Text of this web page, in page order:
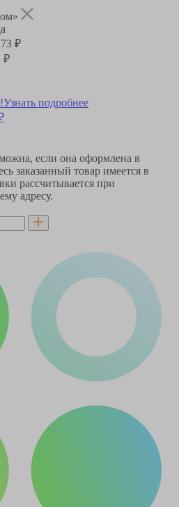
₽
₽
Узнать подробнее
если она оформлена в
заказанный товар имеется в
рассчитывается при
адресу.